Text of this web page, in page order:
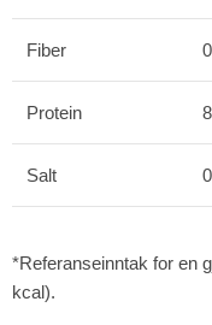
Fiber
Protein
Salt
*Referanseinntak for en
kcal).